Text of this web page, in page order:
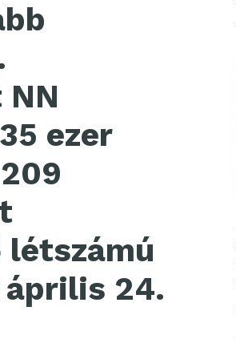
ezer
létszámú
24.